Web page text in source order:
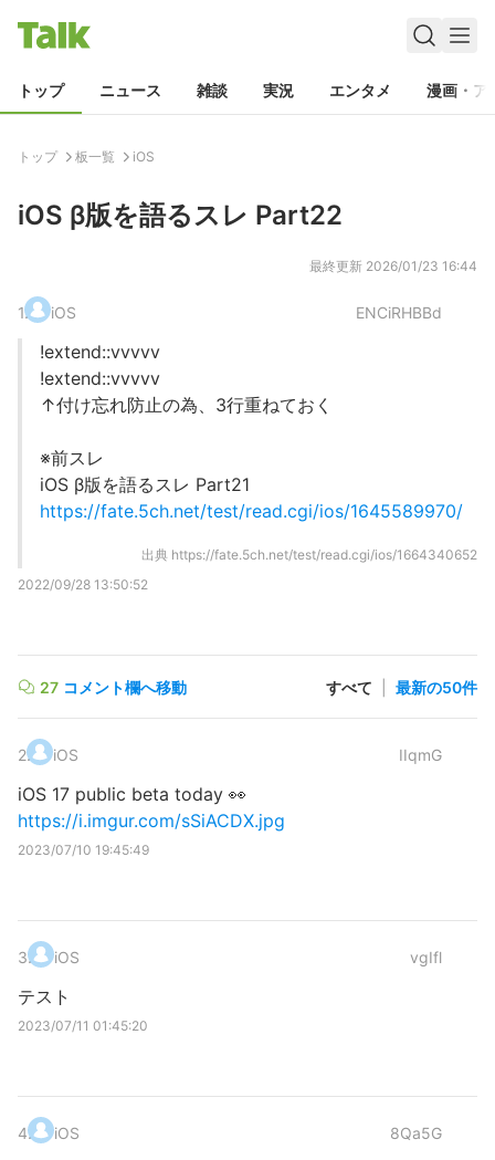
トップ ニュース 雑談 実況 エンタメ 漫画・ア
トップ 板一覧 iOS
iOS β版を語るスレ Part22
最終更新 2026/01/23 16:44
1. iOS ENCiRHBBd
!extend::vvvvv
!extend::vvvvv
↑付け忘れ防止の為、3行重ねておく
※前スレ
iOS β版を語るスレ Part21
https://fate.5ch.net/test/read.cgi/ios/1645589970/
出典 https://fate.5ch.net/test/read.cgi/ios/1664340652
2022/09/28 13:50:52
27 コメント欄へ移動 すべて 最新の50件
2. iOS IIqmG
iOS 17 public beta today 👀
https://i.imgur.com/sSiACDX.jpg
2023/07/10 19:45:49
3. iOS vgIfl
テスト
2023/07/11 01:45:20
4. iOS 8Qa5G